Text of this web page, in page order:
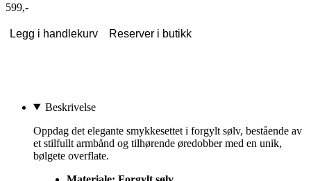
599,-
Legg i handlekurv Reserver i butikk
Beskrivelse
Oppdag det elegante smykkesettet i forgylt sølv, bestående av
et stilfullt armbånd og tilhørende øredobber med en unik,
bølgete overflate.